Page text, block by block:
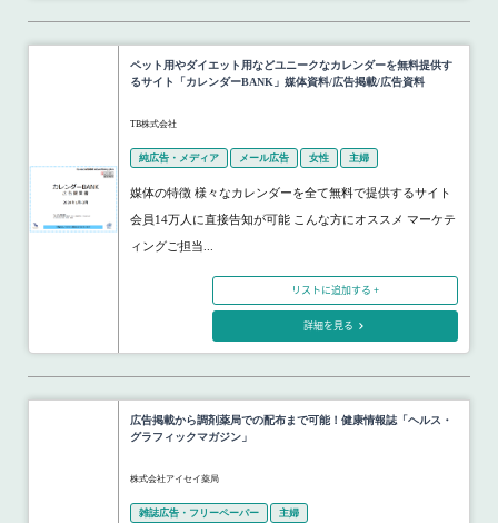
ペット用やダイエット用などユニークなカレンダーを無料提供す
るサイト「カレンダーBANK」媒体資料/広告掲載/広告資料
TB株式会社
純広告・メディア メール広告 女性 主婦
媒体の特徴 様々なカレンダーを全て無料で提供するサイト
会員14万人に直接告知が可能 こんな方にオススメ マーケテ
ィングご担当...
リストに追加する +
詳細を見る
広告掲載から調剤薬局での配布まで可能！健康情報誌「ヘルス・
グラフィックマガジン」
株式会社アイセイ薬局
雑誌広告・フリーペーパー 主婦